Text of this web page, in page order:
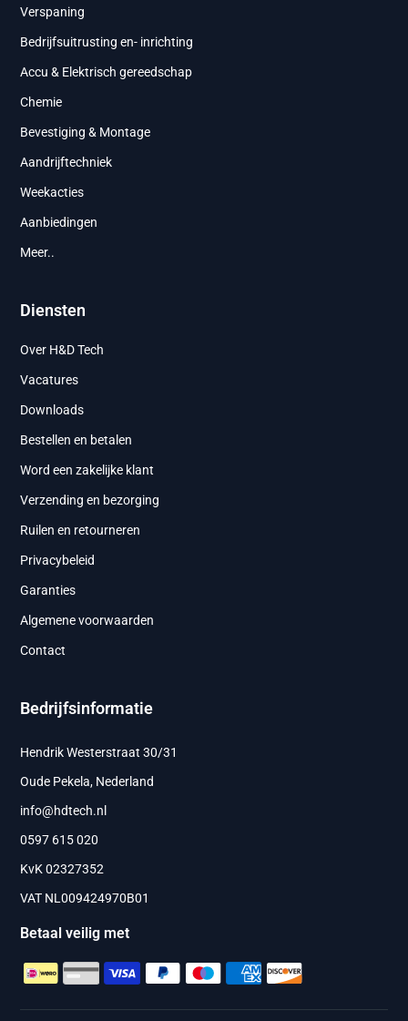
Verspaning
Bedrijfsuitrusting en- inrichting
Accu & Elektrisch gereedschap
Chemie
Bevestiging & Montage
Aandrijftechniek
Weekacties
Aanbiedingen
Meer..
Diensten
Over H&D Tech
Vacatures
Downloads
Bestellen en betalen
Word een zakelijke klant
Verzending en bezorging
Ruilen en retourneren
Privacybeleid
Garanties
Algemene voorwaarden
Contact
Bedrijfsinformatie
Hendrik Westerstraat 30/31
Oude Pekela, Nederland
info@hdtech.nl
0597 615 020
KvK 02327352
VAT NL009424970B01
Betaal veilig met